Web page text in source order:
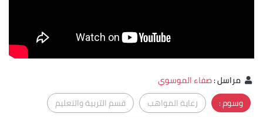
مراسل:صفاء الموسوي
وسوم :
رعاية المواهب
قسم التربية والتعليم